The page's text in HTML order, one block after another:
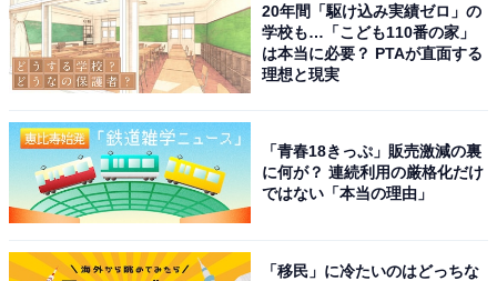
Amazonのセール商品から売れ筋ランキングまで、毎日のお買いも
のがもっと楽しく、もっとお得になる情報をお届け。編集部員によ
る独自レビューなど、ここでしか手に入らない情報も満載です。
...続きを読む
こちらもおすすめ
【楽天トラベルセール】「戸倉上山田温泉 信州
の湯 清風園」が今だけ特別価格に！ 歴史ある温
20年間「駆け込み実績ゼロ」の
学校も…「こども110番の家」
は本当に必要？ PTAが直面する
理想と現実
「青春18きっぷ」販売激減の裏
に何が？ 連続利用の厳格化だけ
ではない「本当の理由」
「移民」に冷たいのはどっちな